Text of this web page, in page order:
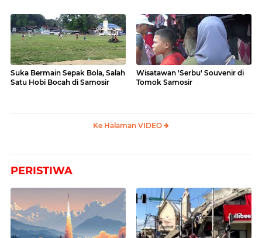
Suka Bermain Sepak Bola, Salah
Satu Hobi Bocah di Samosir
Wisatawan 'Serbu' Souvenir di
Tomok Samosir
Ke Halaman VIDEO
PERISTIWA